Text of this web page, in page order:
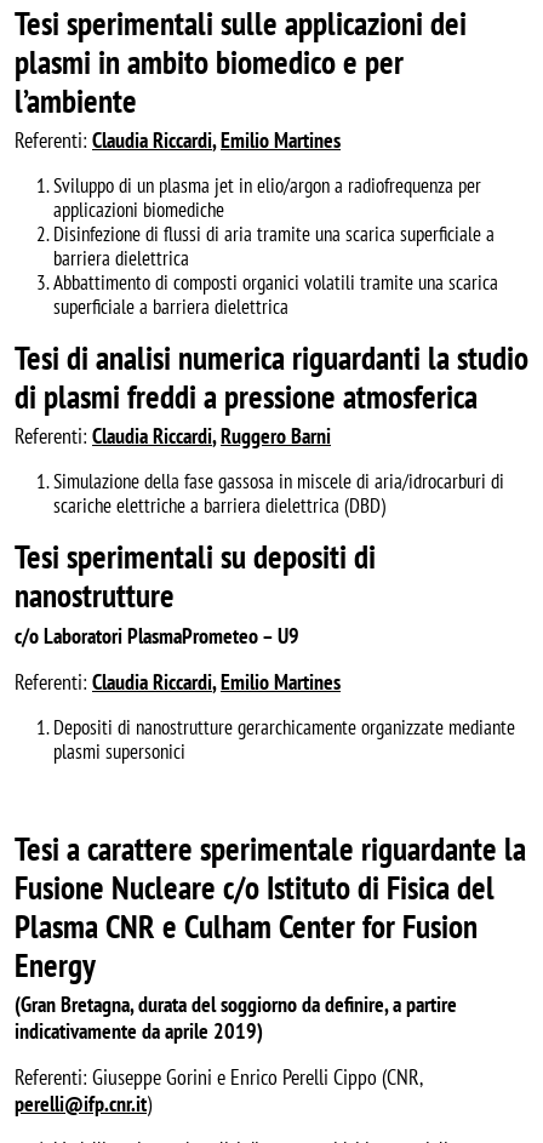
Tesi sperimentali sulle applicazioni dei
plasmi in ambito biomedico e per
l’ambiente
Referenti: Claudia Riccardi,Emilio Martines
Sviluppo di un plasma jet in elio/argon a radiofrequenza per
applicazioni biomediche
Disinfezione di flussi di aria tramite una scarica superficiale a
barriera dielettrica
Abbattimento di composti organici volatili tramite una scarica
superficiale a barriera dielettrica
Tesi di analisi numerica riguardanti la studio
di plasmi freddi a pressione atmosferica
Referenti: Claudia Riccardi,Ruggero Barni
Simulazione della fase gassosa in miscele di aria/idrocarburi di
scariche elettriche a barriera dielettrica (DBD)
Tesi sperimentali su depositi di
nanostrutture
c/o Laboratori PlasmaPrometeo – U9
Referenti: Claudia Riccardi,Emilio Martines
Depositi di nanostrutture gerarchicamente organizzate mediante
plasmi supersonici
Tesi a carattere sperimentale riguardante la
Fusione Nucleare c/o Istituto di Fisica del
Plasma CNR e Culham Center for Fusion
Energy
(Gran Bretagna, durata del soggiorno da definire, a partire
indicativamente da aprile 2019)
Referenti: Giuseppe Gorini e Enrico Perelli Cippo (CNR,
perelli@ifp.cnr.it)